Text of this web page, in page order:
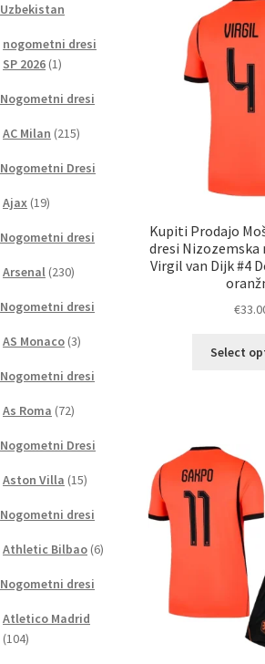
Kupiti Prodajo
dresi Nizozemska
Virgil van Dijk #4
€
Select
Uzbekistan
nogometni dresi
SP 2026 11
Nogometni dresi
AC Milan 215215
Nogometni Dresi
Ajax 1919
Nogometni dresi
Arsenal 230230
Nogometni dresi
AS Monaco 33
Nogometni dresi
As Roma 7272
Nogometni Dresi
Aston Villa 1515
Nogometni dresi
Athletic Bilbao 66
Nogometni dresi
Atletico Madrid
104104